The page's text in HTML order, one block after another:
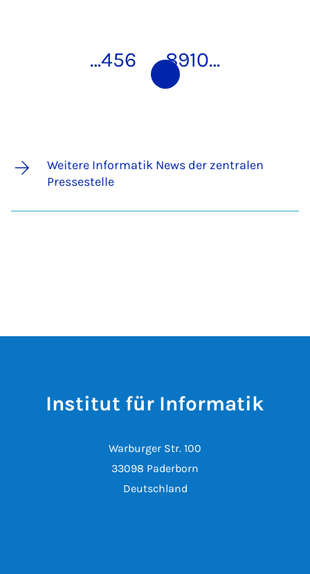
…456 7 8910…
Weitere Informatik News der zentralen
Pressestelle
Institut für Informatik
Warburger Str. 100
33098 Paderborn
Deutschland